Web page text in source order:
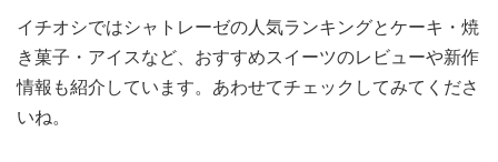
イチオシではシャトレーゼの人気ランキングとケーキ・焼
き菓子・アイスなど、おすすめスイーツのレビューや新作
情報も紹介しています。あわせてチェックしてみてくださ
いね。